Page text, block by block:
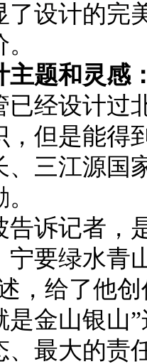
了设计的完
主题和灵感
设计过北
，但是能得
、三江源国
记者，是
宁要绿水青
，给了他
是金山银山
、最大的责